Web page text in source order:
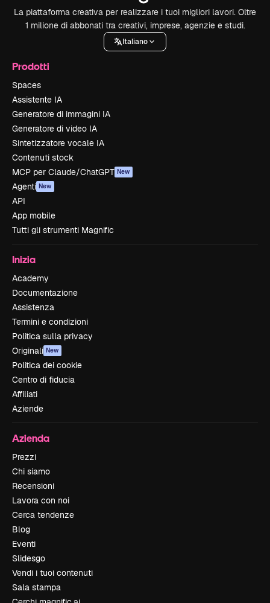
La piattaforma creativa per realizzare i tuoi migliori lavori. Oltre
1 milione di abbonati tra creativi, imprese, agenzie e studi.
Italiano
Prodotti
Spaces
Assistente IA
Generatore di immagini IA
Generatore di video IA
Sintetizzatore vocale IA
Contenuti stock
MCP per Claude/ChatGPT New
Agenti New
API
App mobile
Tutti gli strumenti Magnific
Inizia
Academy
Documentazione
Assistenza
Termini e condizioni
Politica sulla privacy
Originali New
Politica dei cookie
Centro di fiducia
Affiliati
Aziende
Azienda
Prezzi
Chi siamo
Recensioni
Lavora con noi
Cerca tendenze
Blog
Eventi
Slidesgo
Vendi i tuoi contenuti
Sala stampa